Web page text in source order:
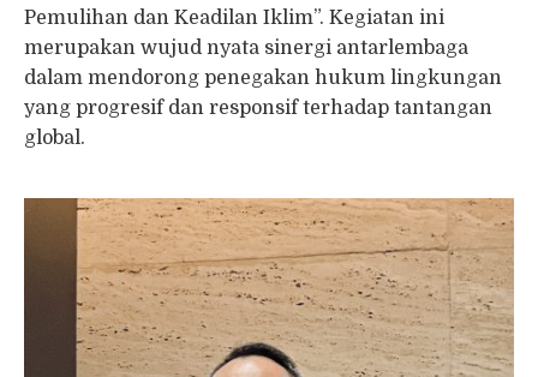
Pemulihan dan Keadilan Iklim”. Kegiatan ini
merupakan wujud nyata sinergi antarlembaga
dalam mendorong penegakan hukum lingkungan
yang progresif dan responsif terhadap tantangan
global.